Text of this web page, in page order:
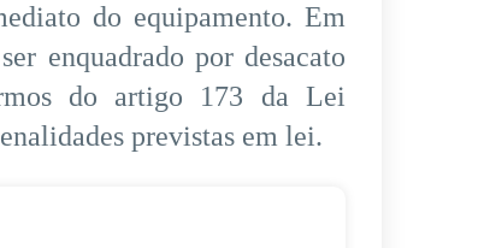
do equipamento. Em
enquadrado por desacato
do artigo 173 da Lei
previstas em lei.